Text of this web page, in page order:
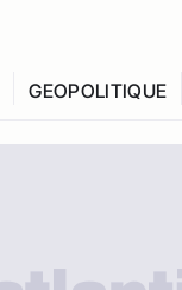
GEOPOLITIQUE